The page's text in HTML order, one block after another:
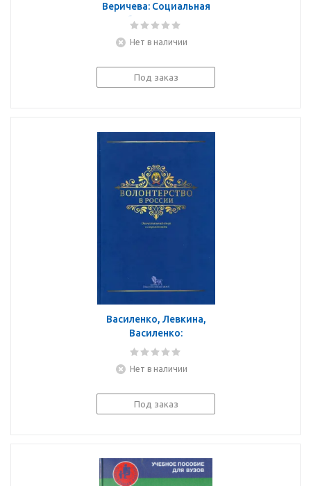
Веричева: Социальная
работа с лицами
инвалидами. Учебное
Нет в наличии
Под заказ
Василенко, Левкина,
Василенко:
Волонтерство в России.
современность
Нет в наличии
Под заказ